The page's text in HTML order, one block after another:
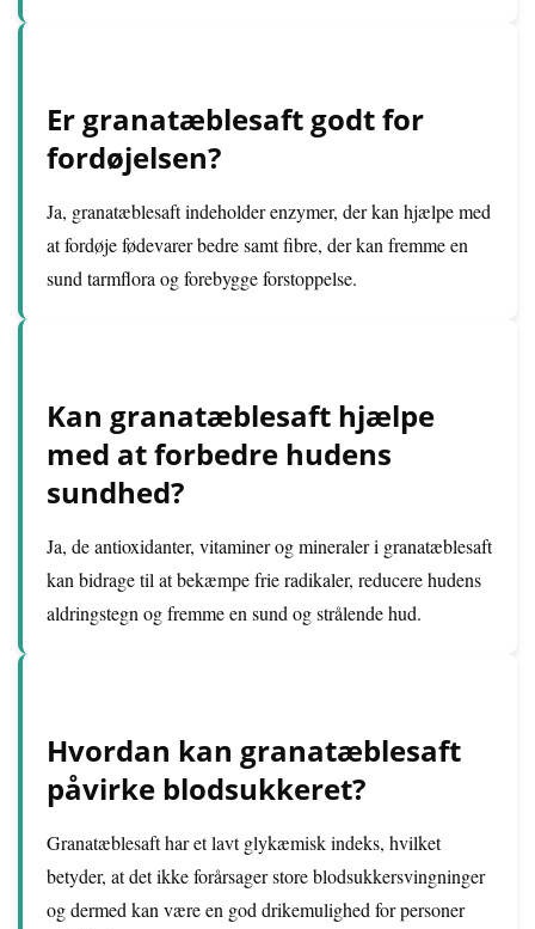
Er granatæblesaft godt for
fordøjelsen?
Ja, granatæblesaft indeholder enzymer, der kan hjælpe med
at fordøje fødevarer bedre samt fibre, der kan fremme en
sund tarmflora og forebygge forstoppelse.
Kan granatæblesaft hjælpe
med at forbedre hudens
sundhed?
Ja, de antioxidanter, vitaminer og mineraler i granatæblesaft
kan bidrage til at bekæmpe frie radikaler, reducere hudens
aldringstegn og fremme en sund og strålende hud.
Hvordan kan granatæblesaft
påvirke blodsukkeret?
Granatæblesaft har et lavt glykæmisk indeks, hvilket
betyder, at det ikke forårsager store blodsukkersvingninger
og dermed kan være en god drikemulighed for personer